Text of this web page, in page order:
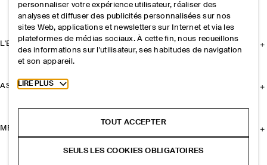
L'ENTREPRISE
ASSISTANCE
MENTIONS LÉGALES
personnaliser votre expérience utilisateur, réaliser des
analyses et diffuser des publicités personnalisées sur nos
sites Web, applications et newsletters sur Internet et via les
plateformes de médias sociaux. À cette fin, nous recueillons
des informations sur l'utilisateur, ses habitudes de navigation
et son appareil.
Toggle more cookie information
LIRE PLUS
TOUT ACCEPTER
SEULS LES COOKIES OBLIGATOIRES